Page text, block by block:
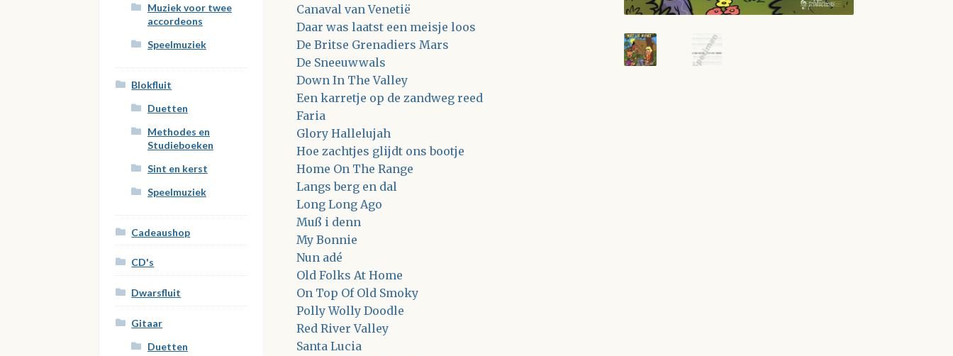
Canaval van Venetië
Daar was laatst een meisje loos
De Britse Grenadiers Mars
De Sneeuwwals
Down In The Valley
Een karretje op de zandweg reed
Faria
Glory Hallelujah
Hoe zachtjes glijdt ons bootje
Home On The Range
Langs berg en dal
Long Long Ago
Muß i denn
My Bonnie
Nun adé
Old Folks At Home
On Top Of Old Smoky
Polly Wolly Doodle
Red River Valley
Santa Lucia
Muziek voor twee
accordeons
Speelmuziek
Blokfluit
Duetten
Methodes en
Studieboeken
Sint en kerst
Speelmuziek
Cadeaushop
CD's
Dwarsfluit
Gitaar
Duetten